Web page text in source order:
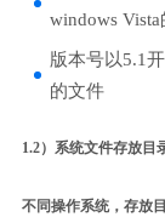
windows
版本号以5.1
的文件
1.2）系统文件存放目
不同操作系统，存放